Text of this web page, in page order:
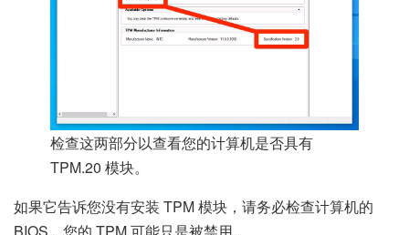
检查这两部分以查看您的计算机是否具有
TPM.20 模块。
如果它告诉您没有安装 TPM 模块，请务必检查计算机的